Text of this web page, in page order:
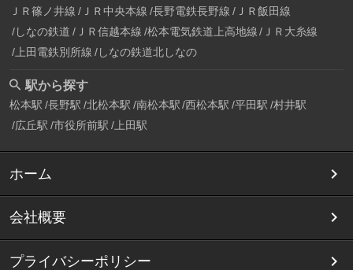
ＪＲ篠ノ井線 ＪＲ中央本線 長野電鉄長野線 ＪＲ飯田線
しなの鉄道 ＪＲ信越本線 松本電気鉄道上高地線
ＪＲ大糸線
上田電鉄別所線 しなの鉄道北しなの
駅から探す
松本駅 長野駅 北松本駅 南松本駅 西松本駅 平田駅 村井駅
広丘駅 市役所前駅 上田駅
ホーム
会社概要
プライバシーポリシー